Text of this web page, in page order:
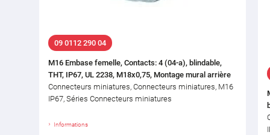
09 0112 290 04
M16 Embase femelle, Contacts: 4 (04-a), blindable,
THT, IP67, UL 2238, M18x0,75, Montage mural arrière
Connecteurs miniatures, Connecteurs miniatures, M16
IP67, Séries Connecteurs miniatures
Informations